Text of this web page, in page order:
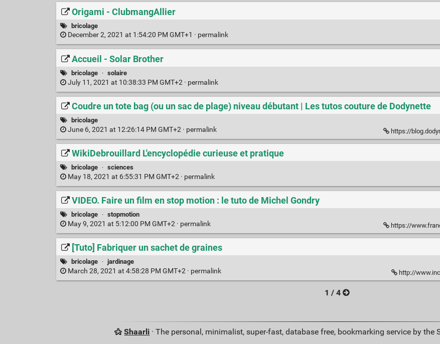
Origami - ClubmangAllier
bricolage
December 2, 2021 at 1:54:20 PM GMT+1 · permalink
Accueil - Solar Brother
bricolage · solaire
July 11, 2021 at 10:38:33 PM GMT+2 · permalink
Coudre un tote bag (ou un sac de plage) niveau débutant | Les tutos couture de Dodynette
bricolage
June 6, 2021 at 12:26:14 PM GMT+2 · permalink https://
WikiDebrouillard L'encyclopédie curieuse et pratique
bricolage · sciences
May 18, 2021 at 6:55:31 PM GMT+2 · permalink
VIDEO. Faire un film en stop motion : le tuto de Michel Gondry
bricolage · stopmotion
May 9, 2021 at 5:12:00 PM GMT+2 · permalink https://www.francetvinfo.fr/
[Tuto] Fabriquer un sachet de graines
bricolage · jardinage
March 28, 2021 at 4:58:28 PM GMT+2 · permalink http://
1 / 4
Shaarli · The personal, minimalist, super-fast, database free, bookmarking service by the